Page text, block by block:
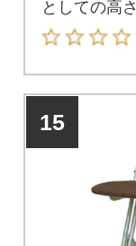
としての高
でこれ1台で
す。
15